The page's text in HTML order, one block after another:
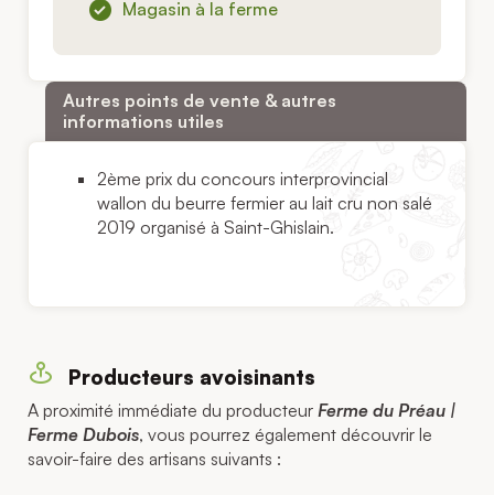
Magasin à la ferme
Autres points de vente & autres
informations utiles
2ème prix du concours interprovincial
wallon du beurre fermier au lait cru non salé
2019 organisé à Saint-Ghislain.
Producteurs avoisinants
A proximité immédiate du producteur Ferme du Préau |
Ferme Dubois, vous pourrez également découvrir le
savoir-faire des artisans suivants :